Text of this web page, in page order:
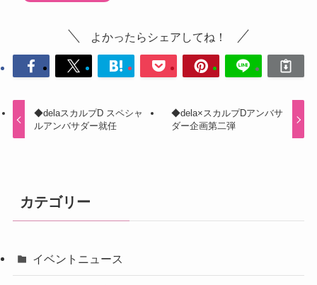
よかったらシェアしてね！
◆delaスカルプD スペシャ
ルアンバサダー就任
◆dela×スカルプDアンバサ
ダー企画第二弾
カテゴリー
イベントニュース